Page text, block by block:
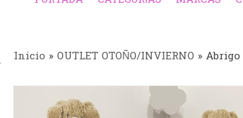
Inicio » OUTLET OTOÑO/INVIERNO »